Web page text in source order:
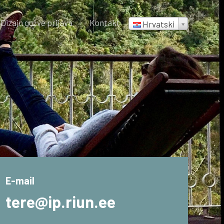
Dizajn gužve prijava Kontakt Hrvatski
E-mail
tere@ip.riun.ee